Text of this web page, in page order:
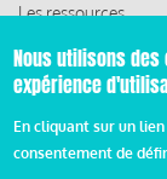
Les ressources
Nous utilisons
expérience
En cliquant sur un
consentement de